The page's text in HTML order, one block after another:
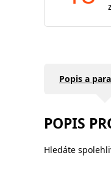
Popis a
POPIS
Hledáte